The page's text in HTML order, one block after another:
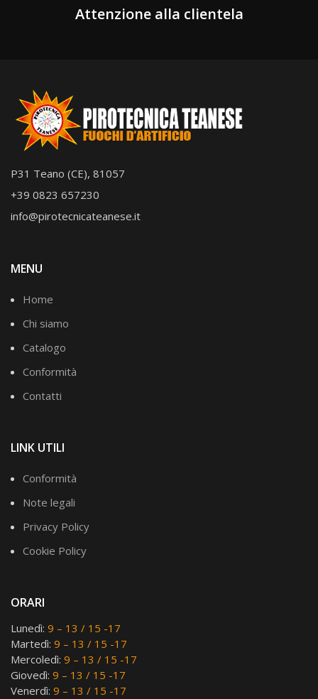
Attenzione alla clientela
P31 Teano (CE), 81057
+39 0823 657230
info@pirotecnicateanese.it
MENU
Home
Chi siamo
Catalogo
Conformità
Contatti
LINK UTILI
Conformità
Note legali
Privacy Policy
Cookie Policy
ORARI
Lunedì: 9 – 13 / 15 -17
Martedì: 9 – 13 / 15 -17
Mercoledì: 9 – 13 / 15 -17
Giovedì: 9 – 13 / 15 -17
Venerdì: 9 – 13 / 15 -17